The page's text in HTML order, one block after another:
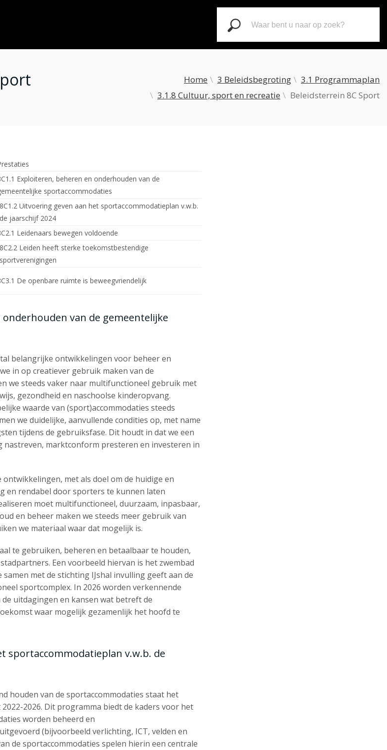
Zoeken
Home 3 Beleidsbegroting
3.1 Programmaplan
3.1.8 Cultuur, sport en recreatie
Beleidsterrein 8C Sport
Exploiteren, beheren en onderhouden van de
sportaccommodaties
8C1.2 Uitvoering geven aan het sportaccommodatieplan v.w.b.
de jaarschijf 2024
Leidenaars bewegen voldoende
8C2.2 Leiden heeft sterke toekomstbestendige
sportverenigingen
De openbare ruimte is beweegvriendelijk
van de gemeentelijke
belangrijke ontwikkelingen voor beheer en
in op creatiever gebruik maken van de
we steeds vaker naar multifunctioneel gebruik met
gezondheid en naschoolse kinderopvang.
waarde van (sport)accommodaties steeds
we duidelijke, aanvullende condities op, met name
tijdens de gebruiksfase. Dit houdt in dat we een
nastreven, marktconform presteren en investeren in
met als doel om de huidige en
en rendabel door sporters te kunnen laten
moet multifunctioneel, duurzaam, inpasbaar,
en beheer maken we steeds meer gebruik van
we materiaal waar dat mogelijk is.
te gebruiken, beheren en betaalbaar te houden,
Een voorbeeld hiervan is het zwembad
met de stichting IJshal invulling geeft aan de
sportcomplex. In 2026 worden verkennende
uitdagingen en kansen wat betreft de
waar mogelijk gezamenlijk het hoofd te
sportaccommodatieplan v.w.b. de
houden van de sportaccommodaties staat het
2022-2026. Dit programma biedt de kaders voor het
worden beheerd en
(bijvoorbeeld verlichting, ICT, velden en
de sportaccommodaties spelen hierin een centrale